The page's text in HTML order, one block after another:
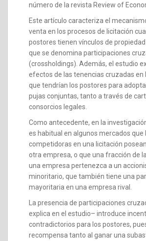
número de la revista Review of
Este artículo caracteriza el
venta en los procesos de licitación
postores tienen vínculos de
que se denomina participaciones
(crossholdings). Además, el estudio
efectos de las tenencias cruzadas en
que tendrían los postores para
pujas conjuntas, tanto a través de
consorcios legales.
Como antecedente, en la
es habitual en algunos mercados que
competidoras en una licitación
otra empresa, o que una fracción de
una empresa pertenezca a un
minoritario, que también tiene una
mayoritaria en una empresa rival.
La presencia de participaciones
explica en el estudio– introduce
contradictorios para los postores,
recompensa tanto al ganar una